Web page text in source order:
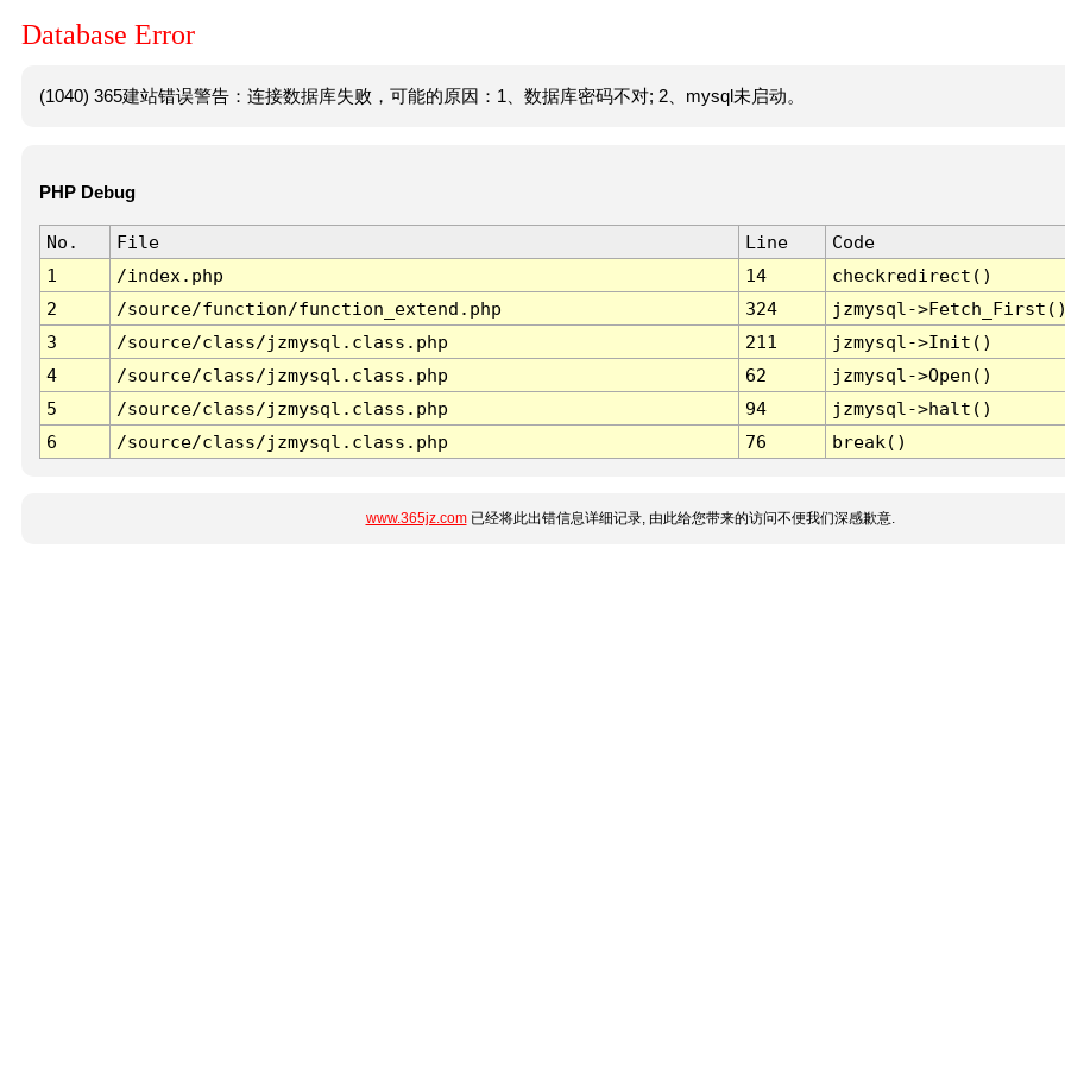
Database Error
(1040) 365建站错误警告：连接数据库失败，可能的原因：1、数据库密码不对; 2、mysql未启动。
PHP Debug
No. File Line
Code
1
/index.php 14
checkredirect()
2
/source/function/function_extend.php 324
jzmysql-
3
/source/class/jzmysql.class.php 211
jzmysql->Init()
4
/source/class/jzmysql.class.php 62
jzmysql->Open()
5
/source/class/jzmysql.class.php 94
jzmysql->halt()
6
/source/class/jzmysql.class.php 76 break()
www.365jz.com已经将此出错信息详细记录, 由此给您带来的访问不便我们深感歉意.